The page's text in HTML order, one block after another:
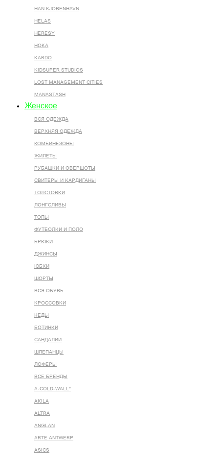
HAN KJOBENHAVN
HELAS
HERESY
HOKA
KARDO
KIDSUPER STUDIOS
LOST MANAGEMENT CITIES
MANASTASH
Женское
ВСЯ ОДЕЖДА
ВЕРХНЯЯ ОДЕЖДА
КОМБИНЕЗОНЫ
ЖИЛЕТЫ
РУБАШКИ И ОВЕРШОТЫ
СВИТЕРЫ И КАРДИГАНЫ
ТОЛСТОВКИ
ЛОНГСЛИВЫ
ТОПЫ
ФУТБОЛКИ И ПОЛО
БРЮКИ
ДЖИНСЫ
ЮБКИ
ШОРТЫ
ВСЯ ОБУВЬ
КРОССОВКИ
КЕДЫ
БОТИНКИ
САНДАЛИИ
ШЛЕПАНЦЫ
ЛОФЕРЫ
ВСЕ БРЕНДЫ
A-COLD-WALL*
AKILA
ALTRA
ANGLAN
ARTE ANTWERP
ASICS